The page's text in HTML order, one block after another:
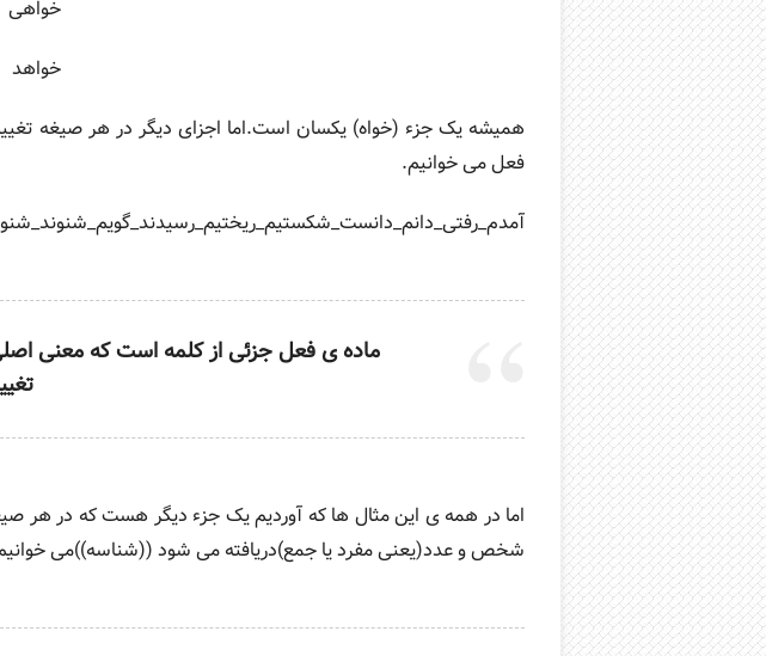
همیشه یک جزء (خواه) یکسان است.اما اجزای دیگر در هر صیغه
فعل می خوانیم.
ماده ی فعل جزئی از کلمه است که معنی
اما در همه ی این مثال ها که آوردیم یک جزء دیگر هست که در هر
شخص و عدد(یعنی مفرد یا جمع)دریافته می شود ((شناسه))می